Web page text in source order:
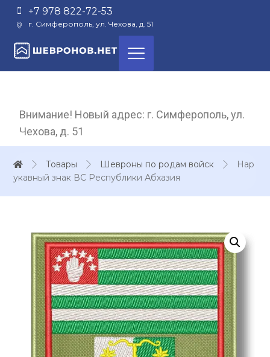
+7 978 822-72-53
г. Симферополь, ул. Чехова, д. 51
Внимание! Новый адрес: г. Симферополь, ул.
Чехова, д. 51
Товары Шевроны по родам войск
Нар
укавный знак ВС Республики Абхазия